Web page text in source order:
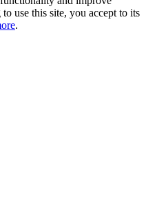
use this site, you accept to its
.